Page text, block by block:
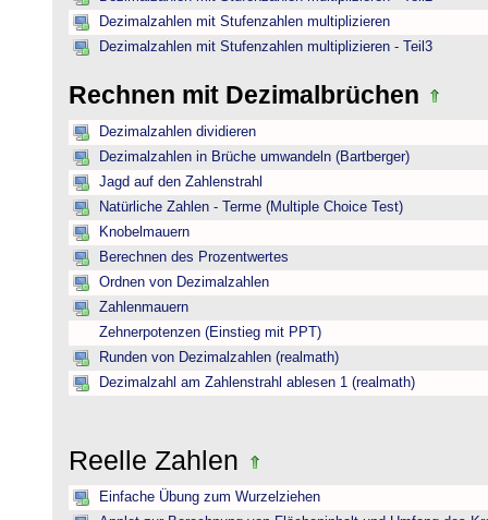
Dezimalzahlen mit Stufenzahlen multiplizieren
Dezimalzahlen mit Stufenzahlen multiplizieren - Teil3
Rechnen mit Dezimalbrüchen
Dezimalzahlen dividieren
Dezimalzahlen in Brüche umwandeln (Bartberger)
Jagd auf den Zahlenstrahl
Natürliche Zahlen - Terme (Multiple Choice Test)
Knobelmauern
Berechnen des Prozentwertes
Ordnen von Dezimalzahlen
Zahlenmauern
Zehnerpotenzen (Einstieg mit PPT)
Runden von Dezimalzahlen (realmath)
Dezimalzahl am Zahlenstrahl ablesen 1 (realmath)
Reelle Zahlen
Einfache Übung zum Wurzelziehen